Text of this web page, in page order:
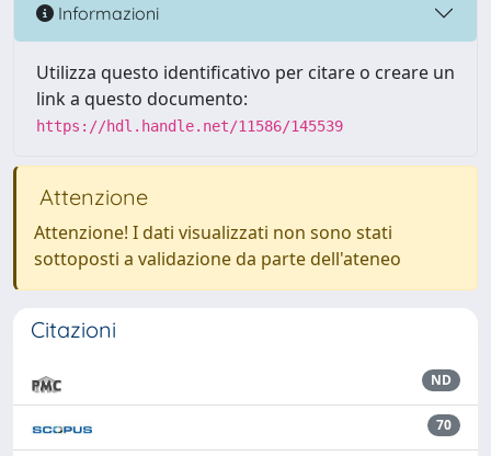
Informazioni
Utilizza questo identificativo per citare o creare un
link a questo documento:
https://hdl.handle.net/11586/145539
Attenzione
Attenzione! I dati visualizzati non sono stati
sottoposti a validazione da parte dell'ateneo
Citazioni
ND
70